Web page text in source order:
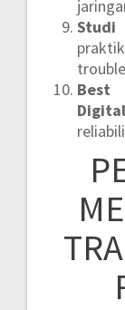
Studi
Best